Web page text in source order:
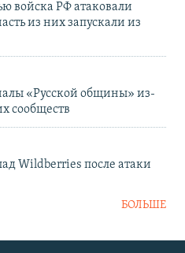
войска РФ атаковали
из них запускали из
«Русской общины» из-
сообществ
Wildberries после атаки
БОЛЬШЕ